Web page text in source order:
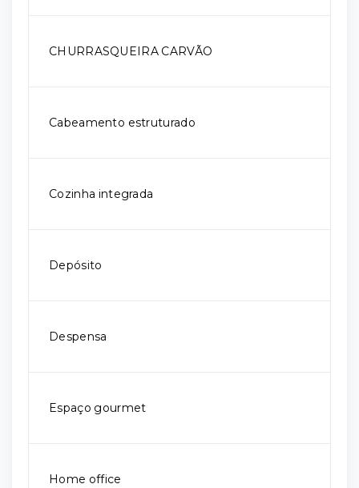
CHURRASQUEIRA CARVÃO
Cabeamento estruturado
Cozinha integrada
Depósito
Despensa
Espaço gourmet
Home office